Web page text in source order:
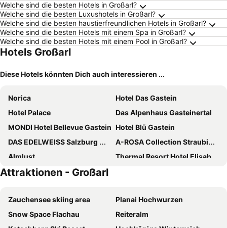
Welche sind die besten Hotels in Großarl?
Welche sind die besten Luxushotels in Großarl?
Welche sind die besten haustierfreundlichen Hotels in Großarl?
Welche sind die besten Hotels mit einem Spa in Großarl?
Welche sind die besten Hotels mit einem Pool in Großarl?
Hotels Großarl
Diese Hotels könnten Dich auch interessieren ...
Norica
Hotel Das Gastein
Hotel Palace
Das Alpenhaus Gasteinertal
MONDI Hotel Bellevue Gastein Hotel Blü Gastein
DAS EDELWEISS Salzburg Mountain Resort
A-ROSA Collection Straubinger Grand Hotel Bad Gastein
Almlust
Thermal Resort Hotel Elisabethpark
Hotel Adapura Wagrain
Hotel Rauscher - Das Naturteichparadies
Österreichischer Hof
Hotel Zum Stern
Hotel Grossarler Hof Superior
Attraktionen - Großarl
Zauchensee skiing area
Planai Hochwurzen
Snow Space Flachau
Reiteralm